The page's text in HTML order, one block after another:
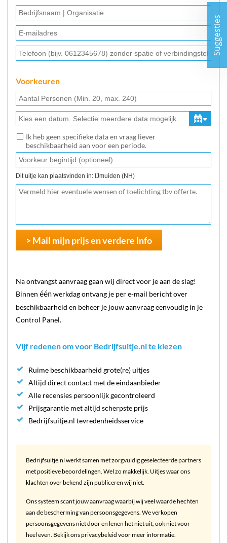
Voorkeuren
Ik heb geen specifieke data en vraag liever
beschikbaarheid aan voor een periode.
Dit uitje kan plaatsvinden in: IJmuiden (NH)
> Mail mijn prijs en verdere info
Na ontvangst aanvraag gaan wij direct voor je aan de slag!
Binnen éénwerkdag ontvang je per e-mail bericht over
beschikbaarheid en beheer je jouw aanvraag eenvoudig in je
Control Panel.
Vijf redenen om voor Bedrijfsuitje.nl te kiezen
Ruime beschikbaarheid grote(re) uitjes
Altijd direct contact met de eindaanbieder
Alle recensies persoonlijk gecontroleerd
Prijsgarantie met altijd scherpste prijs
Bedrijfsuitje.nl tevredenheidsservice
Bedrijfsuitje.nl werkt samen met zorgvuldig geselecteerde partners
met positieve beoordelingen. Wel zo makkelijk. Uitjes waar ons
klachten over bekend zijn publiceren wij niet.
Ons systeem scant jouw aanvraag waarbij wij veel waarde hechten
aan de bescherming van persoonsgegevens. We verkopen
persoonsgegevens niet door en lenen het niet uit, ook niet voor
heel even. Bekijk ons privacybeleid voor meer informatie.
Suggesties